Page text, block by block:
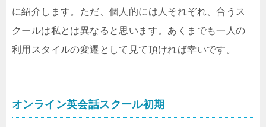
に紹介します。ただ、個人的には人それぞれ、合うス
クールは私とは異なると思います。あくまでも一人の
利用スタイルの変遷として見て頂ければ幸いです。
オンライン英会話スクール初期